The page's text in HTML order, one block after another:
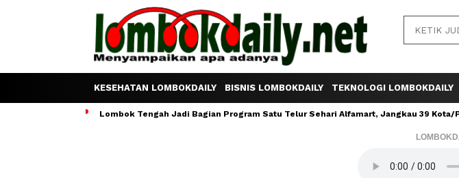
KESEHATAN LOMBOKDAILY BISNIS LOMBOKDAILY TEKNOLOGI LOMBOKDAILY
Lombok Tengah Jadi Bagian Program Satu Telur Sehari Alfamart, Jangkau 39
MXGP 2024,